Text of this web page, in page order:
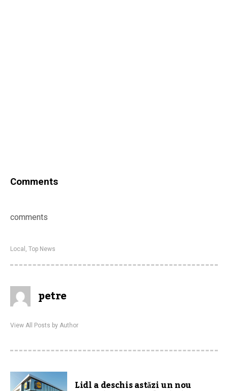
Comments
comments
Local Top News
petre
View All Posts by Author
Lidl a deschis astăzi un nou